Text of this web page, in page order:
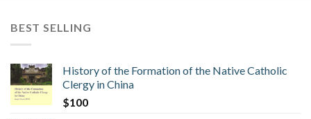
BEST SELLING
History of the Formation of the Native Catholic
Clergy in China
$100